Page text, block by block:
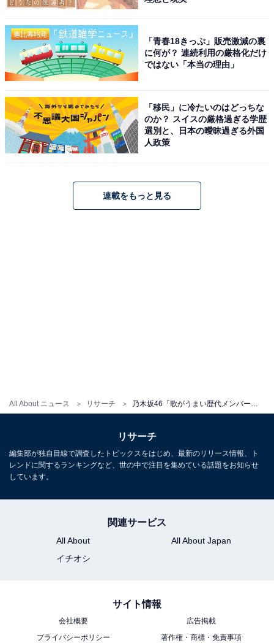
All About ニュース リサーチ
音も合っていて上手だなと思いました（40代女性）」
「センターで一番声が届き、歌もうまいと思いました
（30代女性）」「綺麗な声をしている（30代女性）」
「メンバーにいた頃はセンターに選ばれていて上手く思
えました（40代男性）」など、グループ在籍時にセンタ
ーで美しい歌声を披露しているのが印象的という声が寄
せられました。
2位にランクインしたのは、久保史緒里さんです！
プに加入しました。
歌唱力に定評のある久保さんは、2019年に「乃木坂46版
ミュージカル『美少女戦士セーラームーン』2019」に出
れ、持ち前の演技力、歌唱力を遺憾なく発揮しました。
ます！歌声が聴きやすくて好きです（20代女性）」「声
に深みがあり、かっこいい歌から可愛い歌まで歌えると
思うから（20代女性）」「ライブで生歌を聴いてもしっ
「青春18きっぷ」販売激減の裏
に何が？ 連続利用の厳格化だけ
ではない「本当の理由」
「移民」に冷たいのはどっちな
のか？ スイスの厳格過ぎる学歴
選別と、日本の曖昧過ぎる外国
人政策
連載をもっと見る
リサーチ
編集部が独自目線で調査したトピックスをはじめ、最新のリリース情報、ト
レンドに関するランキングなど、世の中で注目を集めている話題をお知らせ
しています。
関連サービス
All About
All About Japan
イチオシ
サイト情報
会社概要
広告掲載
プライバシーポリシー
著作権・商標・免責事項